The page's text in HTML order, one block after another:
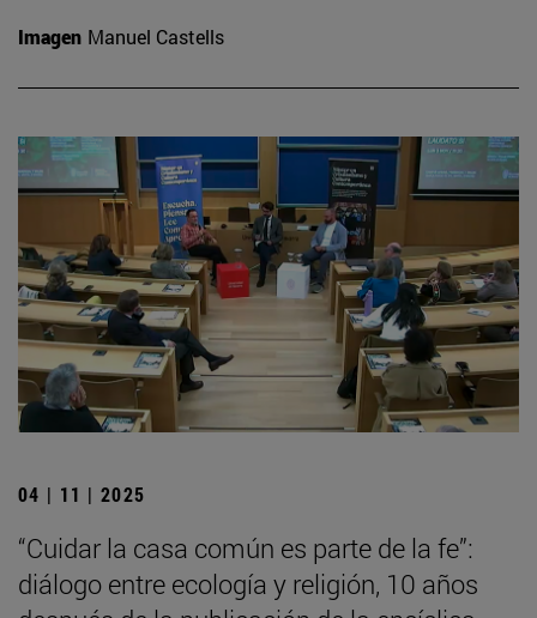
Imagen Manuel Castells
04 | 11 | 2025
“Cuidar la casa común es parte de la fe”:
diálogo entre ecología y religión, 10 años